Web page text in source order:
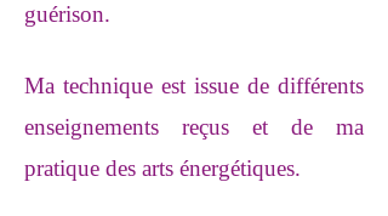
guérison.
Ma technique est issue de différents
enseignements reçus et de ma
pratique des arts énergétiques.